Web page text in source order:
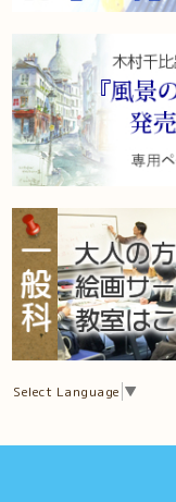
Select Language ▼